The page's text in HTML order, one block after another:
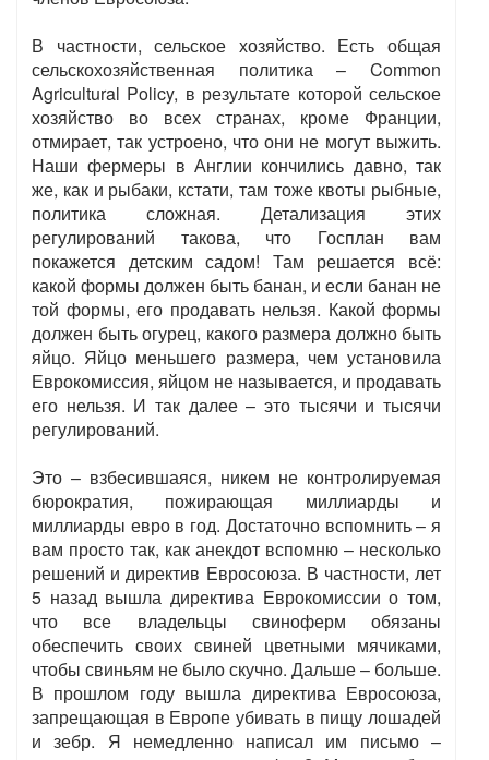
В частности, сельское хозяйство. Есть общая
сельскохозяйственная политика – Common
Agricultural Policy, в результате которой сельское
хозяйство во всех странах, кроме Франции,
отмирает, так устроено, что они не могут выжить.
Наши фермеры в Англии кончились давно, так
же, как и рыбаки, кстати, там тоже квоты рыбные,
политика сложная. Детализация этих
регулирований такова, что Госплан вам
покажется детским садом! Там решается всё:
какой формы должен быть банан, и если банан не
той формы, его продавать нельзя. Какой формы
должен быть огурец, какого размера должно быть
яйцо. Яйцо меньшего размера, чем установила
Еврокомиссия, яйцом не называется, и продавать
его нельзя. И так далее – это тысячи и тысячи
регулирований.
Это – взбесившаяся, никем не контролируемая
бюрократия, пожирающая миллиарды и
миллиарды евро в год. Достаточно вспомнить – я
вам просто так, как анекдот вспомню – несколько
решений и директив Евросоюза. В частности, лет
5 назад вышла директива Еврокомиссии о том,
что все владельцы свиноферм обязаны
обеспечить своих свиней цветными мячиками,
чтобы свиньям не было скучно. Дальше – больше.
В прошлом году вышла директива Евросоюза,
запрещающая в Европе убивать в пищу лошадей
и зебр. Я немедленно написал им письмо –